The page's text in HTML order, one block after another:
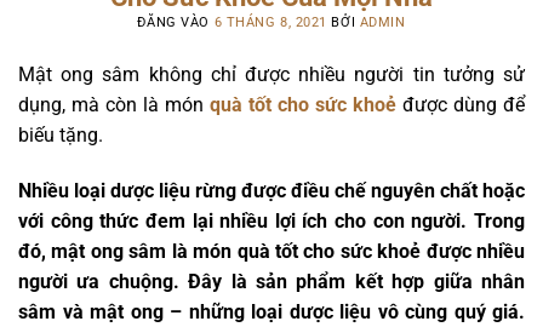
ĐĂNG VÀO 6 THÁNG 8, 2021 BỞI ADMIN
Mật ong sâm không chỉ được nhiều người tin tưởng sử
dụng, mà còn là món quà tốt cho sức khoẻ được dùng để
biếu tặng.
Nhiều loại dược liệu rừng được điều chế nguyên chất hoặc
với công thức đem lại nhiều lợi ích cho con người. Trong
đó, mật ong sâm là món quà tốt cho sức khoẻ được nhiều
người ưa chuộng. Đây là sản phẩm kết hợp giữa nhân
sâm và mật ong – những loại dược liệu vô cùng quý giá.